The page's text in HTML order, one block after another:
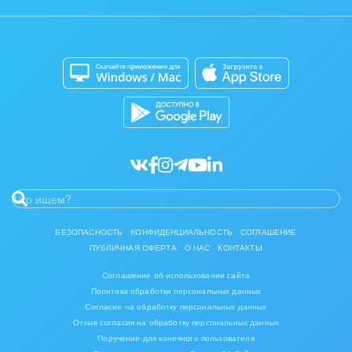
Кибербезопасность
Битрикс24 для Энтерпрайз
Битрикс24 Маркет
Разработчикам приложений
БЕЗОПАСНОСТЬ КОНФИДЕНЦИАЛЬНОСТЬ
СОГЛАШЕНИЕ
ПУБЛИЧНАЯ ОФЕРТА
О НАС КОНТАКТЫ
Соглашение об использовании сайта
Политика обработки персональных данных
Согласие на обработку персональных данных
Отзыв согласия на обработку персональных данных
Поручение для конечного пользователя